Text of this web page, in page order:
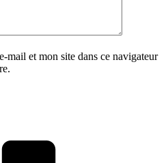
mail et mon site dans ce navigateur